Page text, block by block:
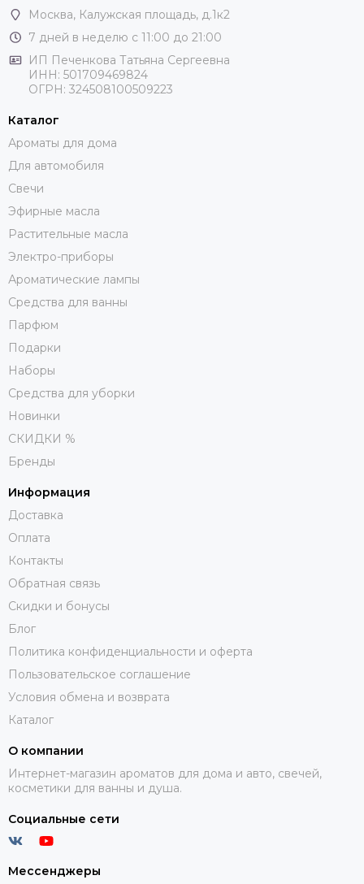
Москва, Калужская площадь, д.1к2
7 дней в неделю с 11:00 до 21:00
ИП Печенкова Татьяна Сергеевна
ИНН: 501709469824
ОГРН: 324508100509223
Каталог
Ароматы для дома
Для автомобиля
Свечи
Эфирные масла
Растительные масла
Электро-приборы
Ароматические лампы
Средства для ванны
Парфюм
Подарки
Наборы
Средства для уборки
Новинки
СКИДКИ %
Бренды
Информация
Доставка
Оплата
Контакты
Обратная связь
Скидки и бонусы
Блог
Политика конфиденциальности и оферта
Пользовательское соглашение
Условия обмена и возврата
Каталог
О компании
Интернет-магазин ароматов для дома и авто, свечей,
косметики для ванны и душа.
Социальные сети
Мессенджеры